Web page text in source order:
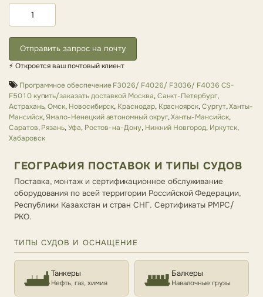
Отправить запрос на почту
⚡ Откроется ваш почтовый клиент
Программное обеспечение F3026/ F4026/ F3036/ F4036 CS-
F5010 купить/заказать доставкой Москва,Санкт-Петербург,
Астрахань,Омск, Новосибирск, Краснодар, Красноярск,Сургут,Ханты-
Мансийск,Ямало-Ненецкий автономный округ,Ханты-Мансийск,
Саратов,Рязань,Уфа, Ростов-на-Дону, Нижний Новгород, Иркутск,
Хабаровск
ГЕОГРАФИЯ ПОСТАВОК И ТИПЫ СУДОВ
Поставка, монтаж и сертификационное обслуживание
оборудования по всей территории Российской Федерации,
Республики Казахстан и стран СНГ. Сертификаты РМРС/
РКО.
ТИПЫ СУДОВ И ОСНАЩЕНИЕ
Танкеры
Нефть, газ, химия
Балкеры
Навалочные грузы